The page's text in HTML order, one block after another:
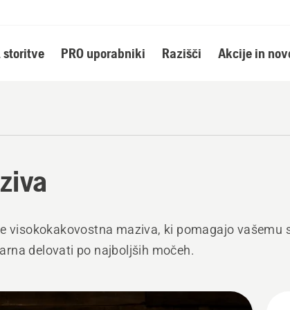
storitve PRO uporabniki Razišči Akcije in
visokokakovostna maziva, ki pomagajo vašemu
delovati po najboljših močeh.